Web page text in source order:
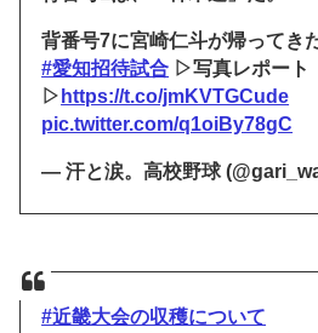
背番号7に宮崎仁斗が帰ってき
#愛知招待試合 ▷写真レポート
▷ https://t.co/jmKVTGCude
pic.twitter.com/q1oiBy78gC
— 汗と涙。高校野球
#近畿大会の収穫について